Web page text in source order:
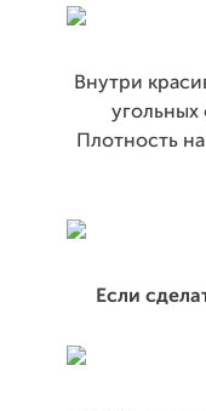
Внутри
угольных
Плотность
Если